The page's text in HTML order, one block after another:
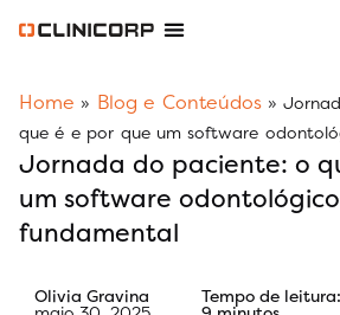
Home » Blog e Conteúdos»
que é e por que um software
Jornada do paciente: o
um software
fundamental
Olivia Gravina Tempo de leitura: